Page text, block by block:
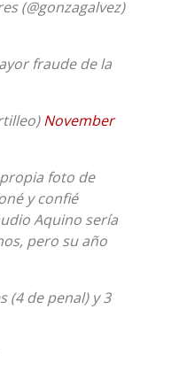
(@gonzagalvez)
fraude de la
November
foto de
y confié
Aquino sería
pero su año
(4 de penal) y 3